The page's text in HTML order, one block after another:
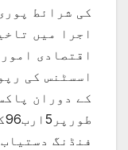
کی شرائط
اجرا میں
اقتصادی
اسسٹنس کی
کے دوران
فنڈنگ